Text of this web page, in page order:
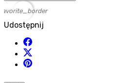
favorite_border
Udostępnij